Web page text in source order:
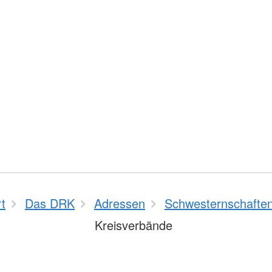
Das DRK Adressen
Kreisverbände